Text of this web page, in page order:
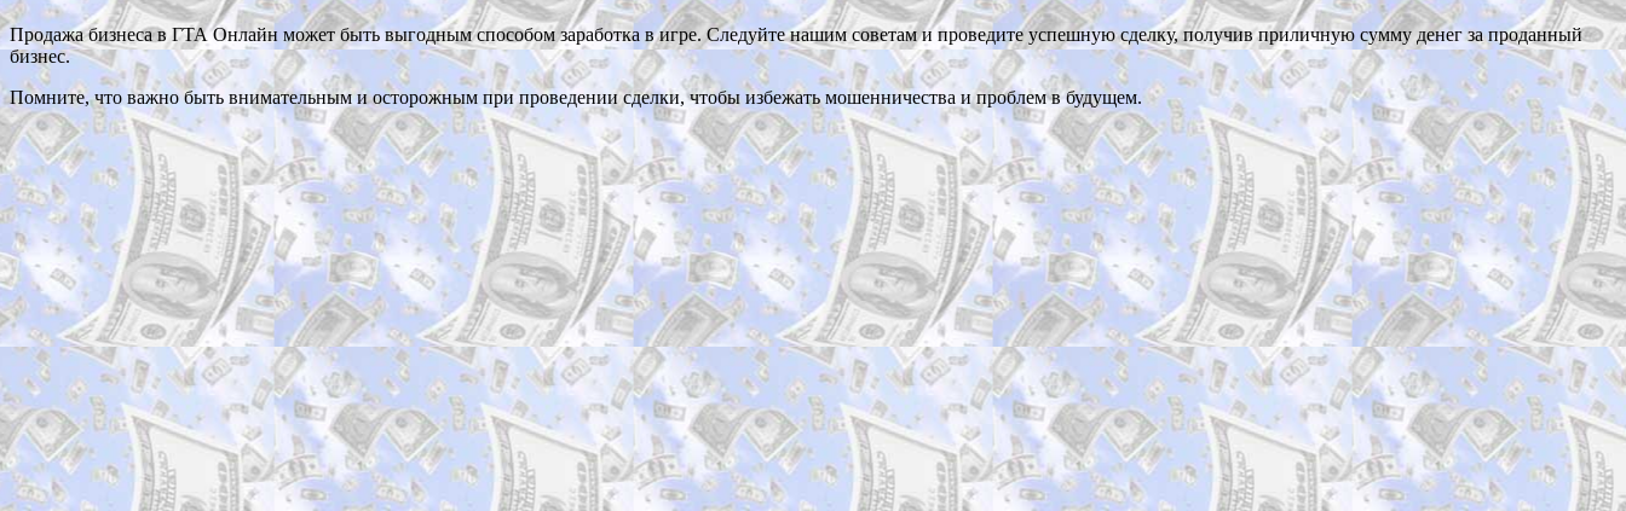
Продажа бизнеса в ГТА Онлайн может быть выгодным способом заработка в игре. Следуйте нашим советам и проведите успешную сделку, получив приличную сумму денег за проданный
бизнес.
Помните, что важно быть внимательным и осторожным при проведении сделки, чтобы избежать мошенничества и проблем в будущем.